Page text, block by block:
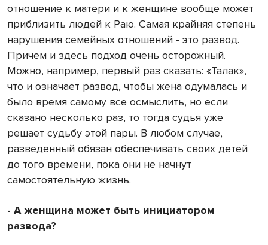
отношение к матери и к женщине вообще может
приблизить людей к Раю. Самая крайняя степень
нарушения семейных отношений - это развод.
Причем и здесь подход очень осторожный.
Можно, например, первый раз сказать: «Талак»,
что и означает развод, чтобы жена одумалась и
было время самому все осмыслить, но если
сказано несколько раз, то тогда судья уже
решает судьбу этой пары. В любом случае,
разведенный обязан обеспечивать своих детей
до того времени, пока они не начнут
самостоятельную жизнь.
- А женщина может быть инициатором
развода?